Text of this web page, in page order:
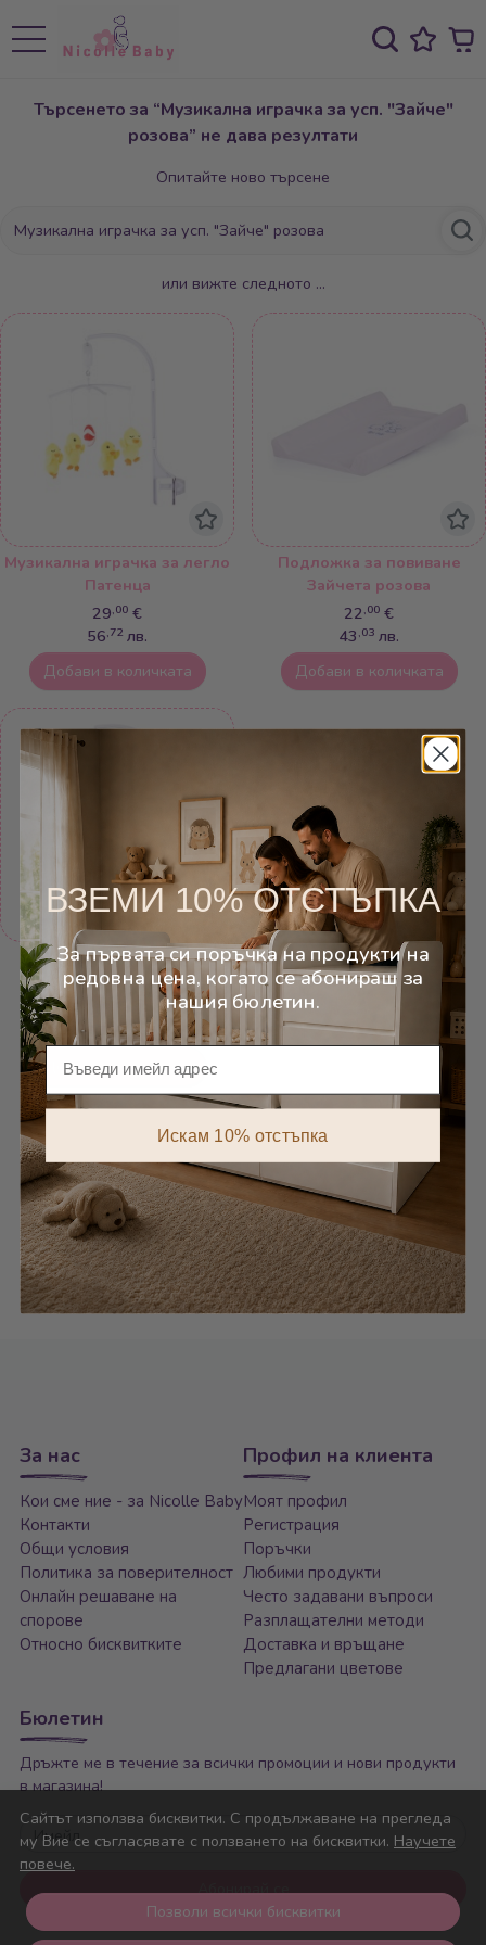
Търсенето за “Музикална играчка за усп. "Зайче"
розова” не дава резултати
Опитайте ново търсене
или вижте следното ...
Музикална играчка за легло
Патенца
29,00 €
56,72 лв.
Добави в количката
Подложка за повиване
Зайчета розова
22,00 €
43 ,03 лв.
Добави в количката
Муз. играчка за легло
"Лисиче"
19
37 ,16
лв.
Добави в количката
Сайтът използва бисквитки. С продължаване на прегледа
му Вие се съгласявате с ползването на бисквитки. Научете
повече.
Позволи всички бисквитки
За нас
Кои сме ние - за Nicolle Baby
Контакти
Общи условия
Политика за поверителност
Онлайн решаване на
спорове
Относно бисквитките
Профил на клиента
Моят профил
Регистрация
Поръчки
Любими продукти
Често задавани въпроси
Разплащателни методи
Доставка и връщане
Предлагани цветове
Бюлетин
Дръжте ме в течение за всички промоции и нови продукти
в магазина!
Имейл
Абонирай се
ВЗЕМИ 10% ОТСТЪПКА
За първата си поръчка на продукти на
редовна цена, когато се абонираш за
нашия бюлетин.
Имейл
Искам 10% отстъпка